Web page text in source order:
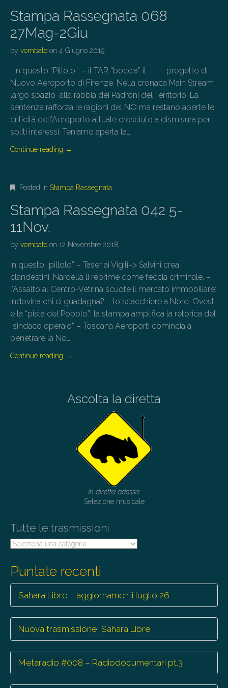
Stampa Rassegnata 068
27Mag-2Giu
by vombato on 4 Giugno 2019
In questo “Pillolo”: – il TAR “boccia” il progetto di
Nuovo Aeroporto di Firenze. Nella cronaca Main Stream
largo spazio alla rabbia dei Padroni del Territorio. La
sentenza rafforza le ragioni del NO ma restano aperte le
criticità dell’Aeroporto attuale cresciuto a dismisura per i
soliti interessi. Teniamo aperta la…
Continue reading →
Posted in Stampa Rassegnata
Stampa Rassegnata 042 5-
11Nov.
by vombato on 12 Novembre 2018
In questo “pillolo” – Taser ai Vigili–> Salvini crea i
clandestini, Nardella li reprime come feccia criminale. –
l’Assalto al Centro-Vetrina scuote il mercato immobiliare:
indovina chi ci guadagna? – lo scacchiere a Nord-Ovest
e la “pista del Popolo”; la stampa amplifica la retorica del
“sindaco operaio” – Toscana Aeroporti comincia a
penetrare la No…
Continue reading →
Ascolta la diretta
In diretta adesso:
Selezione musicale
Tutte le trasmissioni
Tutte
Puntate recenti
Sahara Libre – aggiornamenti luglio 26
Nuova trasmissione! Sahara Libre
Metaradio #008 – Radiodocumentari pt.3